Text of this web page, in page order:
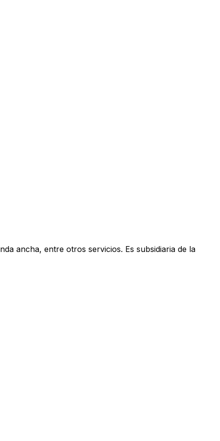
ancha, entre otros servicios. Es subsidiaria de la